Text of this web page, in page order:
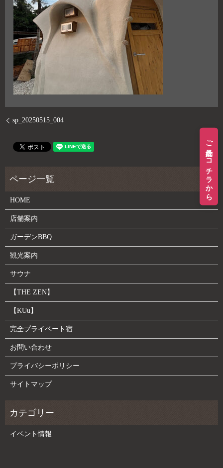
sp_20250515_004
HOME
店舗案内
ガーデンBBQ
観光案内
サウナ
【THE ZEN】
【KUu】
完全プライベート宿
お問い合わせ
プライバシーポリシー
サイトマップ
イベント情報
ご予約はコチラから